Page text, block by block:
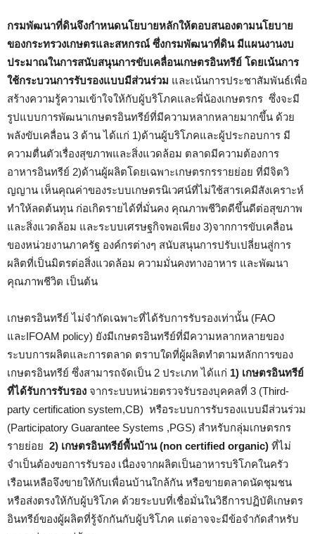
กรมพัฒนาที่ดินจึงกำหนดนโยบายหลักให้ตอบสนองตามนโยบาย
ของกระทรวงเกษตรและสหกรณ์ ซึ่งกรมพัฒนาที่ดิน มีแผนงานงบ
ประมาณในการสนับสนุนการขับเคลื่อนเกษตรอินทรีย์ โดยเน้นการ
ใช้กระบวนการรับรองแบบมีส่วนร่วม และเน้นการประชาสัมพันธ์เพื่อ
สร้างความรู้ความเข้าใจให้กับผู้บริโภคและพี่น้องเกษตรกร ซึ่งจะมี
รูปแบบการพัฒนาเกษตรอินทรีย์ที่มีความหลากหลายมากขึ้น ด้วย
พลังขับเคลื่อน 3 ด้าน ได้แก่ 1)ด้านผู้บริโภคและผู้ประกอบการ มี
ความตื่นตัวเรื่องสุขภาพและสิ่งแวดล้อม ตลาดมีความต้องการ
อาหารอินทรีย์ 2)ด้านผู้ผลิตโดยเฉพาะเกษตรกรรายย่อย ที่มีจิตวิ
ญญาน เห็นคุณค่าของระบบเกษตรนิเวศน์ที่ไม่ใช้สารเคมีสังเคราะห์
ทำให้ลดต้นทุน ก่อเกิดรายได้ที่มั่นคง คุณภาพชีวิตดีขึ้นดีต่อสุขภาพ
และสิ่งแวดล้อม และระบบเศรษฐกิจพอเพียง 3)จากการขับเคลื่อน
ของหน่วยงานภาครัฐ องค์กรต่างๆ สนับสนุนการปรับเปลี่ยนสู่การ
ผลิตที่เป็นมิตรต่อสิ่งแวดล้อม ความมั่นคงทางอาหาร และพัฒนา
คุณภาพชีวิต เป็นต้น
เกษตรอินทรีย์ ไม่จำกัดเฉพาะที่ได้รับการรับรองเท่านั้น (FAO
และIFOAM policy) ยังมีเกษตรอินทรีย์ที่มีความหลากหลายของ
ระบบการผลิตและการตลาด ตราบใดที่ผู้ผลิตทำตามหลักการของ
เกษตรอินทรีย์ ซึ่งสามารถจัดเป็น 2 ประเภท ได้แก่ 1) เกษตรอินทรีย์
ที่ได้รับการรับรอง จากระบบหน่วยตรวจรับรองบุคคลที่ 3 (Third-
party certification system,CB) หรือระบบการรับรองแบบมีส่วนร่วม
(Participatory Guarantee Systems ,PGS) สำหรับกลุ่มเกษตรกร
รายย่อย 2) เกษตรอินทรีย์พื้นบ้าน (non certified organic) ที่ไม่
จำเป็นต้องขอการรับรอง เนื่องจากผลิตเป็นอาหารบริโภคในครัว
เรือนเหลือจึงขายให้กับเพื่อนบ้านใกล้กัน หรือขายตลาดนัดชุมชน
หรือส่งตรงให้กับผู้บริโภค ด้วยระบบที่เชื่อมั่นในวิธีการปฏิบัติเกษตร
อินทรีย์ของผู้ผลิตที่รู้จักกันกับผู้บริโภค แต่อาจจะมีข้อจำกัดสำหรับ